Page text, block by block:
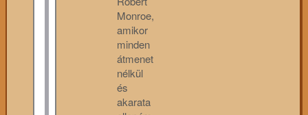
Monroe,
amikor
minden
átmenet
nélkül
és
akarata